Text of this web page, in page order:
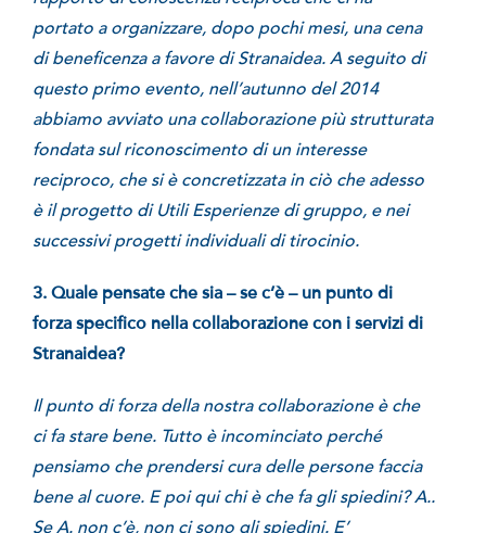
portato a organizzare, dopo pochi mesi, una cena
di beneficenza a favore di Stranaidea. A seguito di
questo primo evento, nell’autunno del 2014
abbiamo avviato una collaborazione più strutturata
fondata sul riconoscimento di un interesse
reciproco, che si è concretizzata in ciò che adesso
è il progetto di Utili Esperienze di gruppo, e nei
successivi progetti individuali di tirocinio.
3. Quale pensate che sia – se c’è – un punto di
forza specifico nella collaborazione con i servizi di
Stranaidea?
Il punto di forza della nostra collaborazione è che
ci fa stare bene. Tutto è incominciato perché
pensiamo che prendersi cura delle persone faccia
bene al cuore. E poi qui chi è che fa gli spiedini? A..
Se A. non c’è, non ci sono gli spiedini. E’